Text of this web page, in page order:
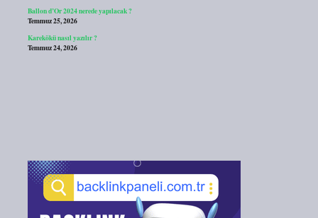
Ballon d’Or 2024 nerede yapılacak ?
Temmuz 25, 2026
Karekökü nasıl yazılır ?
Temmuz 24, 2026